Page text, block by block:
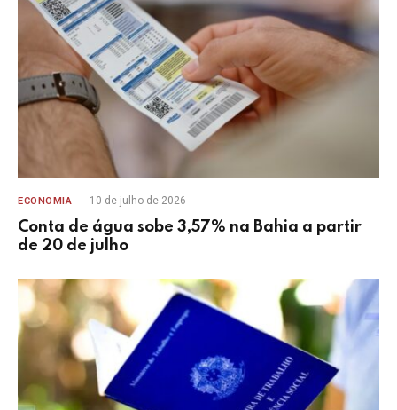
ECONOMIA 10 de julho de 2026
Conta de água sobe 3,57% na Bahia a partir
de 20 de julho